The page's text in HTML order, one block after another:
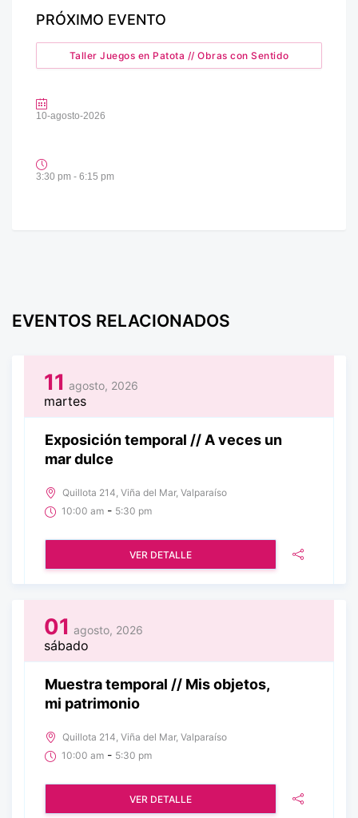
PRÓXIMO EVENTO
Taller Juegos en Patota // Obras con Sentido
10-agosto-2026
3:30 pm - 6:15 pm
EVENTOS RELACIONADOS
11 agosto, 2026
martes
Exposición temporal // A veces un
mar dulce
Quillota 214, Viña del Mar, Valparaíso
10:00 am - 5:30 pm
VER DETALLE
01 agosto, 2026
sábado
Muestra temporal // Mis objetos,
mi patrimonio
Quillota 214, Viña del Mar, Valparaíso
10:00 am - 5:30 pm
VER DETALLE